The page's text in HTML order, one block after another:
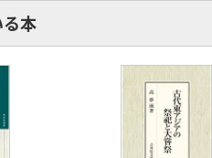
保日本図
禄日本図
大日本沿海輿地全図
戸幕府撰日本総図のまとめ
――伊能図以後
引
本